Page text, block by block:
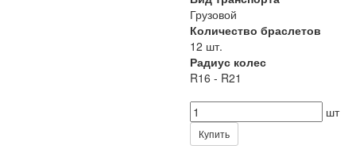
Грузовой
Количество браслетов
12 шт.
Радиус колес
R16 - R21
шт
Купить